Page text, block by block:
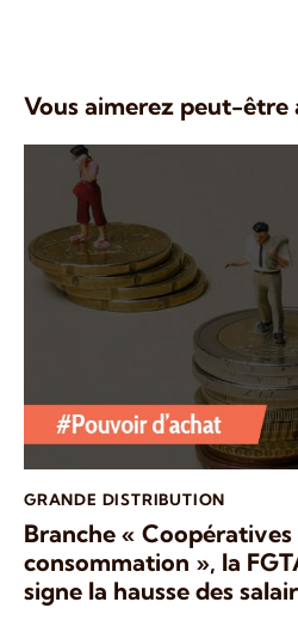
Vous aimerez peut-être
GRANDE DISTRIBUTION
Branche « Coopératives
consommation », la
signe la hausse des